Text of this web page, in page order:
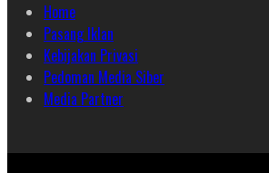
Home
Pasang Iklan
Kebijakan Privasi
Pedoman Media Siber
Media Partner